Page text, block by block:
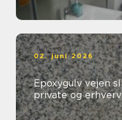
02. juni 2026
Epoxygulv vejen slidstærke gulve til både
private og erhverv